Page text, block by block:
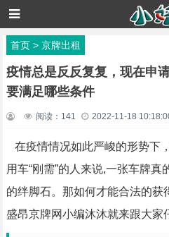
首页> 京牌出租
疫情总是反反复复，现在申
要满足哪些条件
阅读： 141 2022-11-18
在疫情情况如此严峻的形势下
用车“刚需”的人来说,一张车牌
的绊脚石。那如何才能合法的获
盛昂京牌网小编沐沐就来跟大家